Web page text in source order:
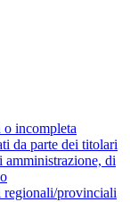
o incompleta
da parte dei titolari
di
provinciali